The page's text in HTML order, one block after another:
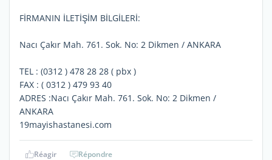
FİRMANIN İLETİŞİM BİLGİLERİ:
Nacı Çakır Mah. 761. Sok. No: 2 Dikmen / ANKARA
TEL : (0312 ) 478 28 28 ( pbx )
FAX : ( 0312 ) 479 93 40
ADRES :Nacı Çakır Mah. 761. Sok. No: 2 Dikmen /
ANKARA
19mayishastanesi.com
Réagir Répondre